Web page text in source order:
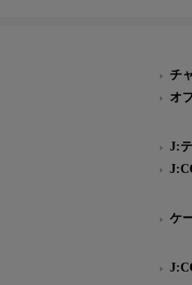
チ
オ
J:
ケ